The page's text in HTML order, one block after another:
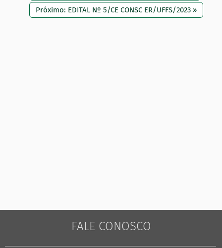
Próximo: EDITAL Nº 5/CE CONSC ER/UFFS/2023 »
FALE CONOSCO